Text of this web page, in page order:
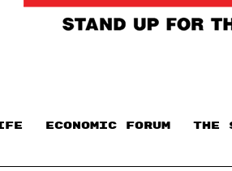
ECONOMIC FORUM THE